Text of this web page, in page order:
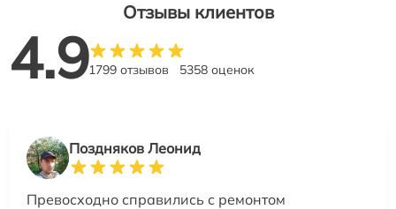
Отзывы клиентов
4.91799 отзывов 5358 оценок
Поздняков Леонид
Превосходно справились с ремонтом